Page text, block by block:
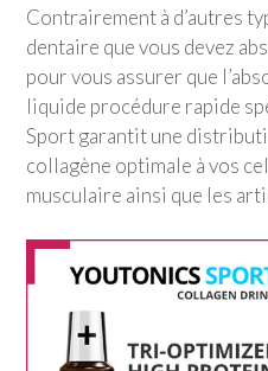
Contrairement à d’autres
dentaire que vous devez
pour vous assurer que
liquide procédure rapide
Sport garantit une
collagène optimale à vos
musculaire ainsi que les